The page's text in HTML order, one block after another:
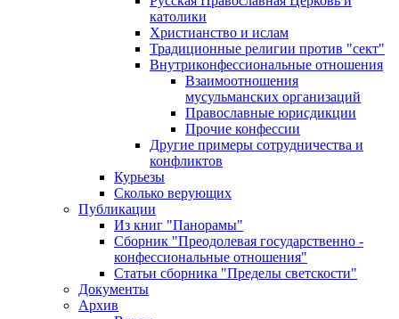
католики
Христианство и ислам
Традиционные религии против "сект"
Внутриконфессиональные отношения
Взаимоотношения
мусульманских организаций
Православные юрисдикции
Прочие конфессии
Другие примеры сотрудничества и
конфликтов
Курьезы
Сколько верующих
Публикации
Из книг "Панорамы"
Сборник "Преодолевая государственно -
конфессиональные отношения"
Статьи сборника "Пределы светскости"
Документы
Архив